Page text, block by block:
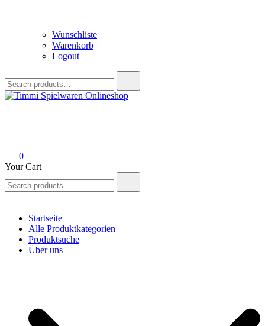
Wunschliste
Warenkorb
Logout
for:
0
Your Cart
for:
Startseite
Alle Produktkategorien
Produktsuche
Über uns